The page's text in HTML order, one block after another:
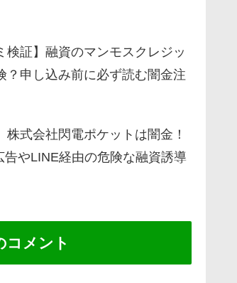
検証】融資のマンモスクレジッ
？申し込み前に必ず読む闇金注
株式会社閃電ポケットは闇金！
告やLINE経由の危険な融資誘導
コメント